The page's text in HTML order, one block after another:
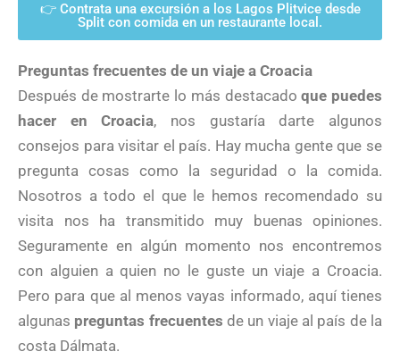
👉 Contrata una excursión a los Lagos Plitvice desde
Split con comida en un restaurante local.
Preguntas frecuentes de un viaje a Croacia
Después de mostrarte lo más destacadoque puedes
hacer en Croacia, nos gustaría darte algunos
consejos para visitar el país. Hay mucha gente que se
pregunta cosas como la seguridad o la comida.
Nosotros a todo el que le hemos recomendado su
visita nos ha transmitido muy buenas opiniones.
Seguramente en algún momento nos encontremos
con alguien a quien no le guste un viaje a Croacia.
Pero para que al menos vayas informado, aquí tienes
algunas preguntas frecuentesde un viaje al país de la
costa Dálmata.